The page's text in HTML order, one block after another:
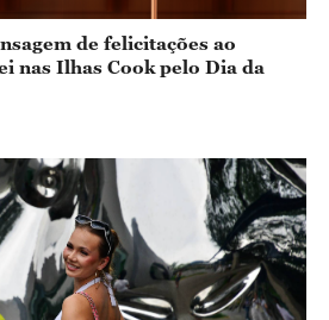
de felicitações ao
nas Ilhas Cook pelo Dia da